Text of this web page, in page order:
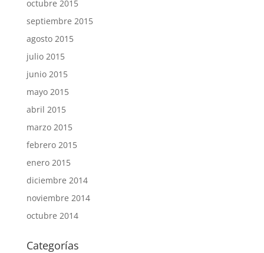
octubre 2015
septiembre 2015
agosto 2015
julio 2015
junio 2015
mayo 2015
abril 2015
marzo 2015
febrero 2015
enero 2015
diciembre 2014
noviembre 2014
octubre 2014
Categorías